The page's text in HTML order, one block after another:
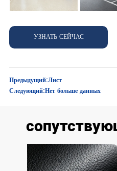
УЗНАТЬ СЕЙЧАС
Предыдущий:Лист
Следующий:Нет больше данных